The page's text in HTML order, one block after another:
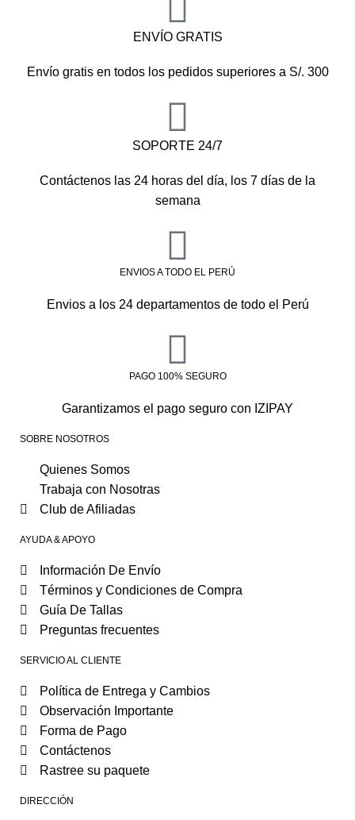
ENVÍO GRATIS
Envío gratis en todos los pedidos superiores a S/. 300
SOPORTE 24/7
Contáctenos las 24 horas del día, los 7 días de la
semana
ENVIOS A TODO EL PERÚ
Envios a los 24 departamentos de todo el Perú
PAGO 100% SEGURO
Garantizamos el pago seguro con IZIPAY
SOBRE NOSOTROS
Quienes Somos
Trabaja con Nosotras
Club de Afiliadas
AYUDA & APOYO
Información De Envío
Términos y Condiciones de Compra
Guía De Tallas
Preguntas frecuentes
SERVICIO AL CLIENTE
Política de Entrega y Cambios
Observación Importante
Forma de Pago
Contáctenos
Rastree su paquete
DIRECCIÓN